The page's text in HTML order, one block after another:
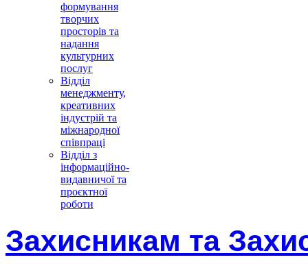
формування
творчих
просторів та
надання
культурних
послуг
Відділ
менеджменту,
креативних
індустрій та
міжнародної
співпраці
Відділ з
інформаційно-
видавничої та
проєктної
роботи
Захисникам та